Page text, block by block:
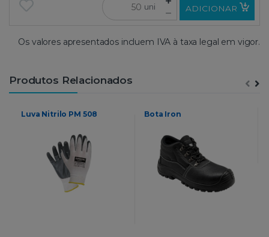
uni ADICIONAR
Os valores apresentados incluem IVA à taxa legal em vigor.
Produtos Relacionados
Luva Nitrilo PM 508 Bota Iron